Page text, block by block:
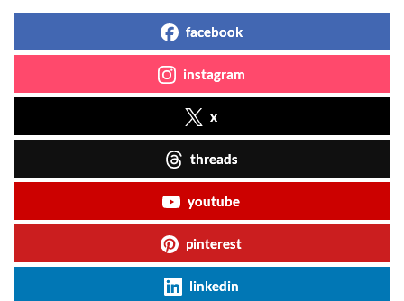
facebook
instagram
x
threads
youtube
pinterest
linkedin